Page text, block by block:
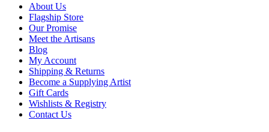
About Us
Flagship Store
Our Promise
Meet the Artisans
Blog
My Account
Shipping & Returns
Become a Supplying Artist
Gift Cards
Wishlists & Registry
Contact Us